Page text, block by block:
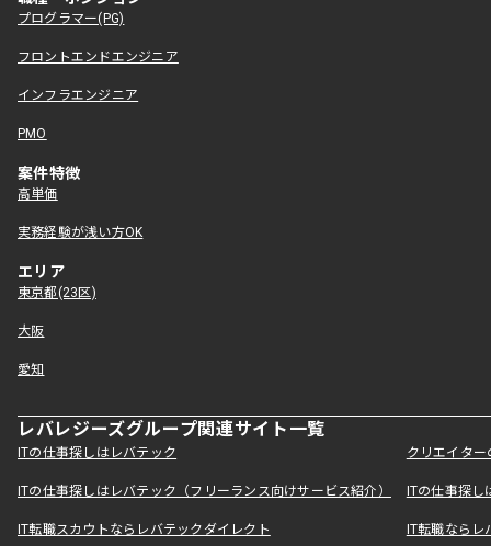
プログラマー(PG)
フロントエンドエンジニア
インフラエンジニア
PMO
案件特徴
高単価
実務経験が浅い方OK
エリア
東京都(23区)
大阪
愛知
レバレジーズグループ関連サイト一覧
ITの仕事探しはレバテック クリエイタ
ITの仕事探しはレバテック（フリーランス向けサービス紹介） ITの仕事探
IT転職スカウトならレバテックダイレクト IT転職なら